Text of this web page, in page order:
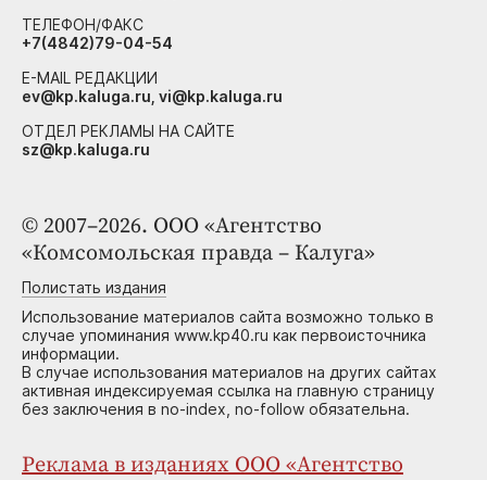
© 2007–2026. ООО «Агентство
«Комсомольская правда – Калуга»
Полистать издания
Использование материалов сайта возможно только в
случае упоминания www.kp40.ru как первоисточника
информации.
В случае использования материалов на других сайтах
активная индексируемая ссылка на главную страницу
без заключения в no-index, no-follow обязательна.
Реклама в изданиях ООО «Агентство
ТЕЛЕФОН/ФАКС
+7(4842)79-04-54
E-MAIL РЕДАКЦИИ
ev@kp.kaluga.ru, vi@kp.kaluga.ru
ОТДЕЛ РЕКЛАМЫ НА САЙТЕ
sz@kp.kaluga.ru